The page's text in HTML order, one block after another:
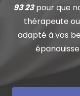
93 23pour que
thérapeute
adapté à vos